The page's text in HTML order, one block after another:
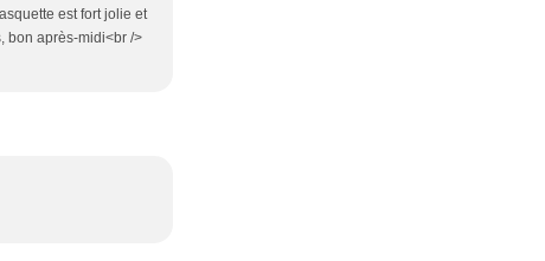
est fort jolie et
bon après-midi<br />